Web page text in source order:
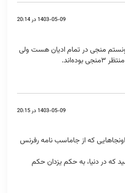
1403-05-09 در 20:14
منجی در تمام ادیان هست ولی
1403-05-09 در 20:15
که از جاماسب نامه رفرنس
که در دنیا، به حکم یزدان حکم